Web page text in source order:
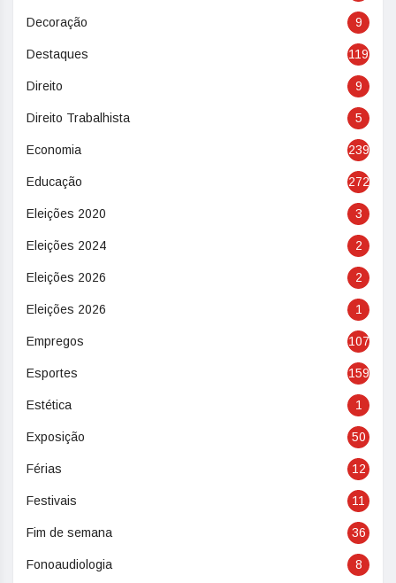
Decoração 9
Destaques 119
Direito 9
Direito Trabalhista 5
Economia 239
Educação 272
Eleições 2020 3
Eleições 2024 2
Eleições 2026 2
Eleições 2026 1
Empregos 107
Esportes 159
Estética 1
Exposição 50
Férias 12
Festivais 11
Fim de semana 36
Fonoaudiologia 8